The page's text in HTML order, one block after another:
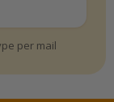
per mail